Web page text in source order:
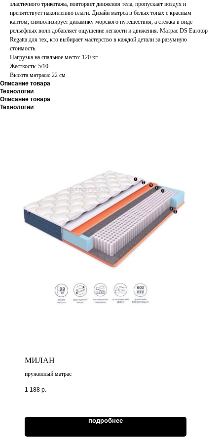
эластичного трикотажа, повторяет движения тела, пропускает воздух и
препятствует накоплению влаги. Дизайн матрса в белых тонах с красным
кантом, символизирует динамику морского путешествия, а стежка в виде
рельефных волн добавляет ощущение легкости и движения. Матрас DS Eurotop
Regatta для тех, кто выбирает мастерство в каждой детали за разумную
стоимость.
Нагрузка на спальное место: 120 кг
Жесткость: 5/10
Высота матраса: 22 см
Описание товара
Технологии
Описание товара
Технологии
МИЛАН
пружинный матрас
1 188 р.
подробнее